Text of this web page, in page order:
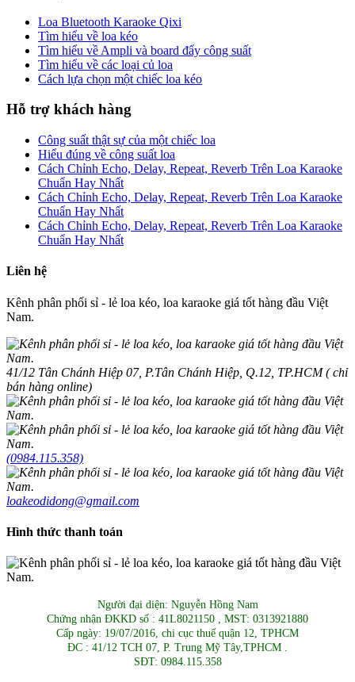
Loa Bluetooth Karaoke Qixi
Tìm hiểu về loa kéo
Tìm hiểu về Ampli và board đẩy công suất
Tìm hiểu về các loại củ loa
Cách lựa chọn một chiếc loa kéo
Hỗ trợ khách hàng
Công suất thật sự của một chiếc loa
Hiểu đúng về công suất loa
Cách Chỉnh Echo, Delay, Repeat, Reverb Trên Loa Karaoke
Chuẩn Hay Nhất
Cách Chỉnh Echo, Delay, Repeat, Reverb Trên Loa Karaoke
Chuẩn Hay Nhất
Cách Chỉnh Echo, Delay, Repeat, Reverb Trên Loa Karaoke
Chuẩn Hay Nhất
Liên hệ
Kênh phân phối sỉ - lẻ loa kéo, loa karaoke giá tốt hàng đầu Việt
Nam.
41/12 Tân Chánh Hiệp 07, P.Tân Chánh Hiệp, Q.12, TP.HCM ( chỉ
bán hàng online)
(0984.115.358)
loakeodidong@gmail.com
Hình thức thanh toán
Người đại diện: Nguyễn Hồng Nam
Chứng nhận ĐKKD số : 41L8021150 , MST: 0313921880
Cấp ngày: 19/07/2016, chi cục thuế quận 12, TPHCM
ĐC : 41/12 TCH 07, P. Trung Mỹ Tây,TPHCM .
SĐT: 0984.115.358